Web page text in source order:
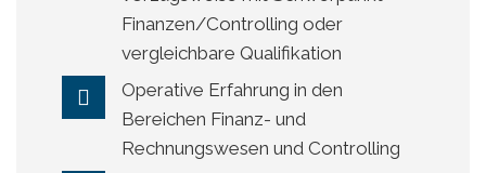
Finanzen/Controlling oder
vergleichbare Qualifikation
Operative Erfahrung in den
Bereichen Finanz- und
Rechnungswesen und Controlling